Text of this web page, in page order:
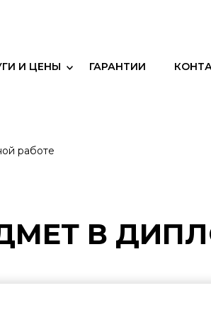
И ЦЕНЫ ГАРАНТИИ
работе
В